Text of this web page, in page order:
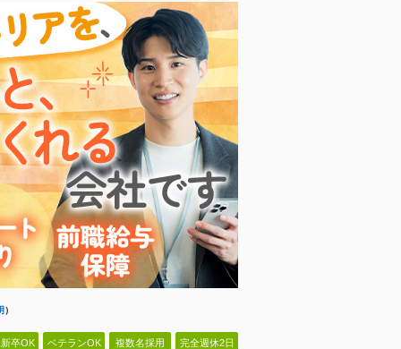
）
卒OK ベテランOK 複数名採用 完全週休2日